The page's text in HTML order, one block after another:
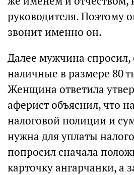
руководителя. Поэтому
звонит именно он.
Далее мужчина спросил,
наличные в размере 80
Женщина ответила
аферист объяснил, что
налоговой полиции и
нужна для уплаты
попросил сначала
карточку ангарчанки, а